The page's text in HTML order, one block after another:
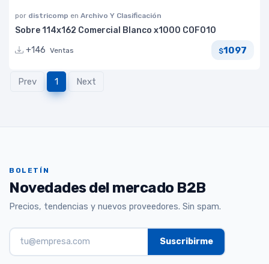
por districomp en Archivo Y Clasificación
Sobre 114x162 Comercial Blanco x1000 COF010
+146 Ventas $1097
Prev 1 Next
BOLETÍN
Novedades del mercado B2B
Precios, tendencias y nuevos proveedores. Sin spam.